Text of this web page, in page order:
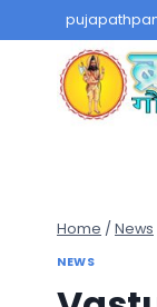
to
content
Home / News
NEWS